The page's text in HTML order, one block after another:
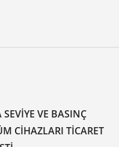
SEVIYE VE BASINÇ
CIHAZLARI TICARET